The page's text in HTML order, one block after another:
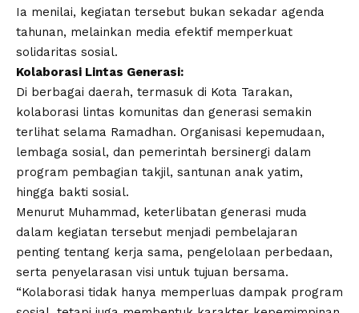
Ia menilai, kegiatan tersebut bukan sekadar agenda
tahunan, melainkan media efektif memperkuat
solidaritas sosial.
Kolaborasi Lintas Generasi:
Di berbagai daerah, termasuk di Kota Tarakan,
kolaborasi lintas komunitas dan generasi semakin
terlihat selama Ramadhan. Organisasi kepemudaan,
lembaga sosial, dan pemerintah bersinergi dalam
program pembagian takjil, santunan anak yatim,
hingga bakti sosial.
Menurut Muhammad, keterlibatan generasi muda
dalam kegiatan tersebut menjadi pembelajaran
penting tentang kerja sama, pengelolaan perbedaan,
serta penyelarasan visi untuk tujuan bersama.
“Kolaborasi tidak hanya memperluas dampak program